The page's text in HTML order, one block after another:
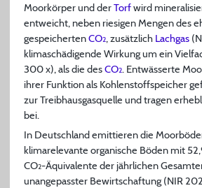
Moorkörper und derTorfwird
entweicht, neben riesigen Mengen des
gespeichertenCO2, zusätzlich Lachgas (N
klimaschädigende Wirkung um ein
300 x), als die desCO2. Entwässerte
ihrer Funktion als Kohlenstoffspeicher
zur Treibhausgasquelle und tragen
bei.
In Deutschland emittieren die
klimarelevante organische Böden mit
CO2-Äquivalente der jährlichen
unangepasster Bewirtschaftung (NIR